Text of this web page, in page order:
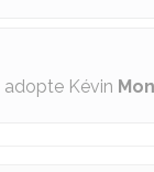
adopte Kévin